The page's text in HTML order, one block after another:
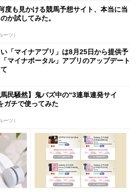
度も見かける競馬予想サイト、本当に当
か試してみた。
ーツ）
「マイナアプリ」は8月25日から提供予
マイナポータル」アプリのアップデート
馬民騒然】鬼バズ中の“3連単連発サイ
ガチで使ってみた
ーツ）